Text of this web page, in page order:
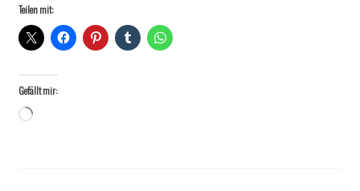
Teilen mit:
Gefällt mir:
Wird